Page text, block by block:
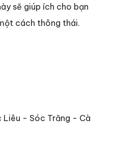
sẽ giúp ích cho bạn
cách thông thái.
Liêu - Sóc Trăng - Cà